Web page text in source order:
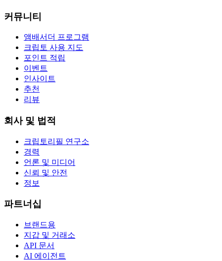
커뮤니티
앰배서더 프로그램
크립토 사용 지도
포인트 적립
이벤트
인사이트
추천
리뷰
회사 및 법적
크립토리필 연구소
경력
언론 및 미디어
신뢰 및 안전
정보
파트너십
브랜드용
지갑 및 거래소
API 문서
AI 에이전트